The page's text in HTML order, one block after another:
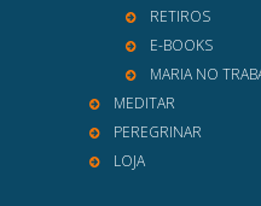
RETIROS
E-BOOKS
MARIA NO
MEDITAR
PEREGRINAR
LOJA